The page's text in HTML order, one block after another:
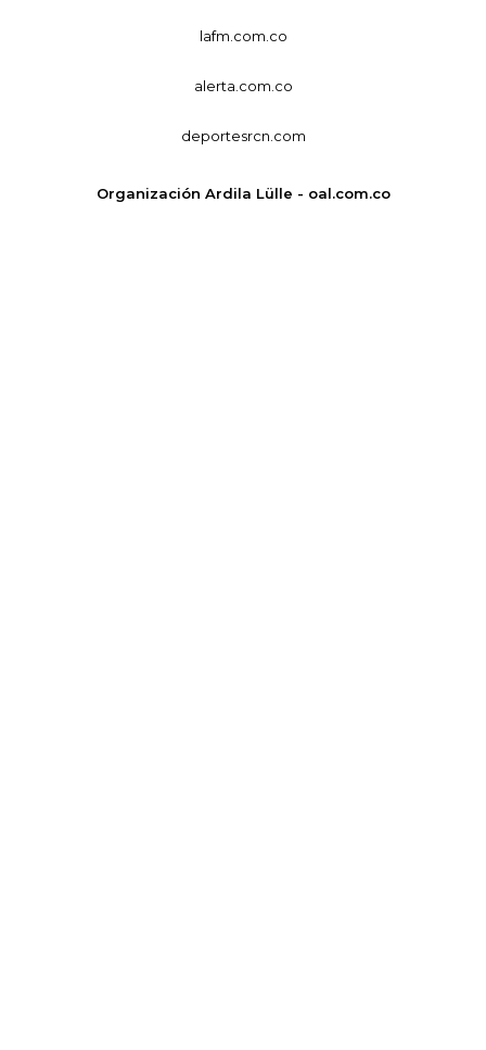
lafm.com.co
alerta.com.co
deportesrcn.com
Organización Ardila Lülle - oal.com.co